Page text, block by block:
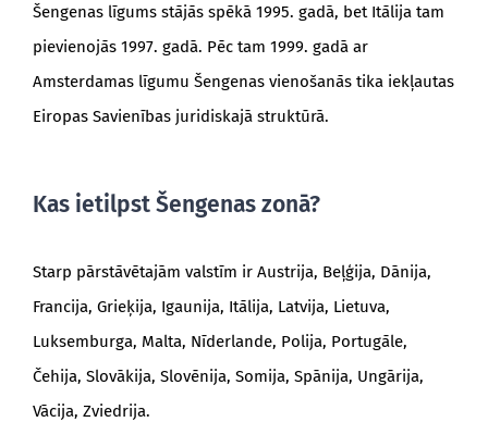
Šengenas līgums stājās spēkā 1995. gadā, bet Itālija tam
pievienojās 1997. gadā. Pēc tam 1999. gadā ar
Amsterdamas līgumu Šengenas vienošanās tika iekļautas
Eiropas Savienības juridiskajā struktūrā.
Kas ietilpst Šengenas zonā?
Starp pārstāvētajām valstīm ir Austrija, Beļģija, Dānija,
Francija, Grieķija, Igaunija, Itālija, Latvija, Lietuva,
Luksemburga, Malta, Nīderlande, Polija, Portugāle,
Čehija, Slovākija, Slovēnija, Somija, Spānija, Ungārija,
Vācija, Zviedrija.